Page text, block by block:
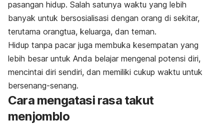
pasangan hidup. Salah satunya waktu yang lebih
banyak untuk bersosialisasi dengan orang di sekitar,
terutama orangtua, keluarga, dan teman.
Hidup tanpa pacar juga membuka kesempatan yang
lebih besar untuk Anda belajar mengenal potensi diri,
mencintai diri sendiri, dan memiliki cukup waktu untuk
bersenang-senang.
Cara mengatasi rasa takut
menjomblo